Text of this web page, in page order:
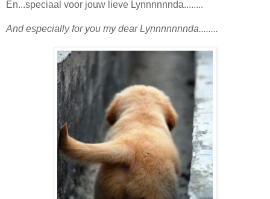
En...speciaal voor jouw lieve Lynnnnnnda........
And especially for you my dear Lynnnnnnnda........